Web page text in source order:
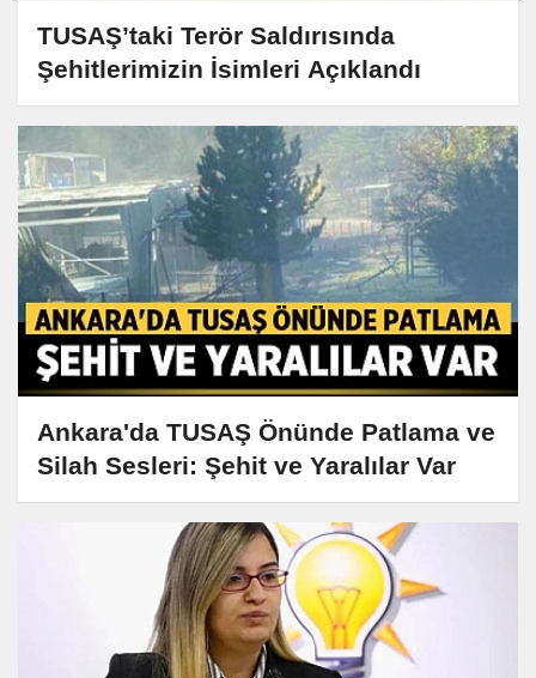
TUSAŞ’taki Terör Saldırısında
Şehitlerimizin İsimleri Açıklandı
Ankara'da TUSAŞ Önünde Patlama ve
Silah Sesleri: Şehit ve Yaralılar Var